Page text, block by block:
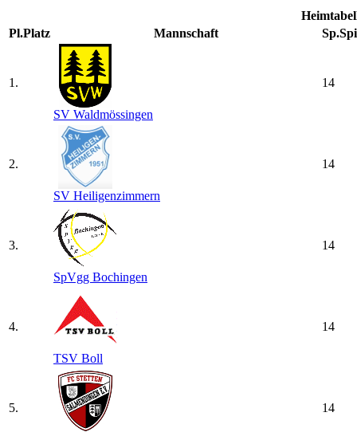
Pl.Platz Mannschaft Sp.
1.
SV Waldmössingen
14
2.
SV Heiligenzimmern
14
3.
SpVgg Bochingen
14
4.
TSV Boll
14
5. 14